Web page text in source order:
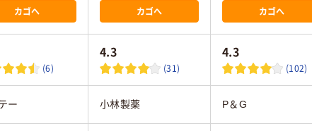
カゴへ カゴへ カゴへ
(6)
4.3
(31)
4.3
(102)
ー 小林製薬 P＆G